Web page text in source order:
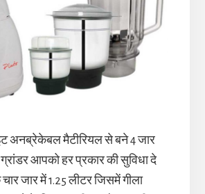
अनब्रेकेबल मैटीरियल से बने 4 जार
आपको हर प्रकार की सुविधा दे
जार में 1.25 लीटर जिसमें गीला